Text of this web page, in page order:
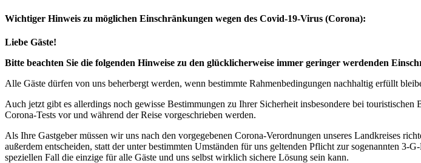
Wichtiger Hinweis zu möglichen Ein­schränk­ungen wegen des Covid-19-Virus (Corona):
Liebe Gäste!
Bitte beachten Sie die folgenden Hinweise zu den glücklicherweise immer geringer werdenden
Alle Gäste dürfen von uns beherbergt werden, wenn bestimmte Rahmenbedingungen nachhaltig erfüllt
Auch jetzt gibt es allerdings noch gewisse Bestimmungen zu Ihrer Sicherheit insbesondere bei
Corona-Tests vor und während der Reise vorgeschrieben werden.
Als Ihre Gastgeber müssen wir uns nach den vorgegebenen Corona-Verordnungen unseres Landkreises
außerdem entscheiden, statt der unter bestimmten Umständen für uns geltenden Pflicht zur sogenannten
speziellen Fall die einzige für alle Gäste und uns selbst wirklich sichere Lösung sein kann.